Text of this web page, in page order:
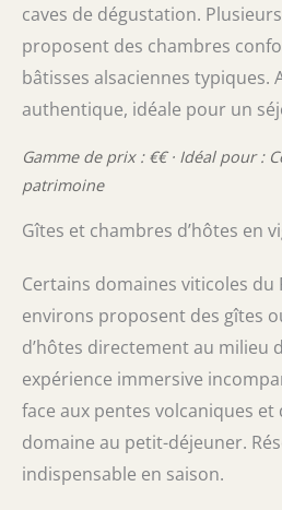
caves de dégustation.
proposent des chambres
bâtisses alsaciennes typiques.
authentique, idéale pour un
Gamme de prix : €€ · Idéal pour :
patrimoine
Gîtes et chambres d’hôtes en
Certains domaines viticoles du
environs proposent des gîtes
d’hôtes directement au milieu
expérience immersive
face aux pentes volcaniques
domaine au petit-déjeuner.
indispensable en saison.